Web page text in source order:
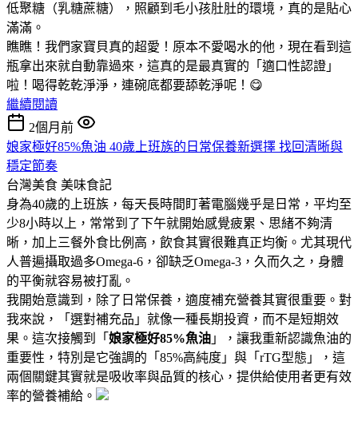
低聚糖（乳糖蔗糖），照顧到毛小孩肚肚的環境，真的是貼心
滿滿。
瞧瞧！我們家寶貝真的超愛！原本不愛喝水的他，現在看到這
瓶拿出來就自動靠過來，這真的是最真實的「適口性認證」
啦！喝得乾乾淨淨，連碗底都要舔乾淨呢！😋
繼續閱讀
2個月前
娘家極好85%魚油 40歲上班族的日常保養新選擇 找回清晰與
穩定節奏
台灣美食 美味食記
身為40歲的上班族，每天長時間盯著電腦幾乎是日常，平均至
少8小時以上，常常到了下午就開始感覺疲累、思緒不夠清
晰，加上三餐外食比例高，飲食其實很難真正均衡。尤其現代
人普遍攝取過多Omega-6，卻缺乏Omega-3，久而久之，身體
的平衡就容易被打亂。
我開始意識到，除了日常保養，適度補充營養其實很重要。對
我來說，「選對補充品」就像一種長期投資，而不是短期效
果。這次接觸到「 娘家極好85%魚油 」，讓我重新認識魚油的
重要性，特別是它強調的「85%高純度」與「rTG型態」，這
兩個關鍵其實就是吸收率與品質的核心，提供給使用者更有效
率的營養補給。